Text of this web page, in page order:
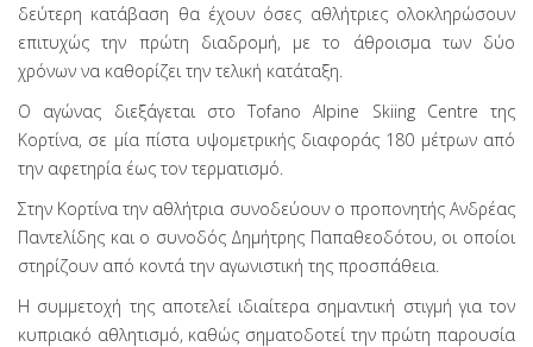
δεύτερη κατάβαση θα έχουν όσες αθλήτριες ολοκληρώσουν
επιτυχώς την πρώτη διαδρομή, με το άθροισμα των δύο
χρόνων να καθορίζει την τελική κατάταξη.
Ο αγώνας διεξάγεται στο Tofano Alpine Skiing Centre της
Κορτίνα, σε μία πίστα υψομετρικής διαφοράς 180 μέτρων από
την αφετηρία έως τον τερματισμό.
Στην Κορτίνα την αθλήτρια συνοδεύουν ο προπονητής Ανδρέας
Παντελίδης και ο συνοδός Δημήτρης Παπαθεοδότου, οι οποίοι
στηρίζουν από κοντά την αγωνιστική της προσπάθεια.
Η συμμετοχή της αποτελεί ιδιαίτερα σημαντική στιγμή για τον
κυπριακό αθλητισμό, καθώς σηματοδοτεί την πρώτη παρουσία